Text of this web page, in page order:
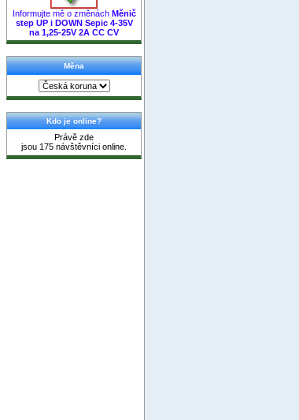
Informujte mě o změnách Měnič
step UP i DOWN Sepic 4-35V
na 1,25-25V 2A CC CV
Měna
Kdo je online?
Právě zde
jsou 175 návštěvníci online.